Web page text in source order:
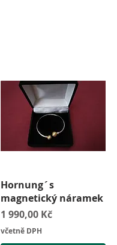
Rychlý náhled
Hornung´s
magnetický náramek
Cena
1 990,00 Kč
včetně DPH